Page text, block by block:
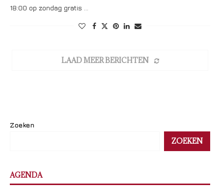
18:00 op zondag gratis …
LAAD MEER BERICHTEN
Zoeken
ZOEKEN
AGENDA